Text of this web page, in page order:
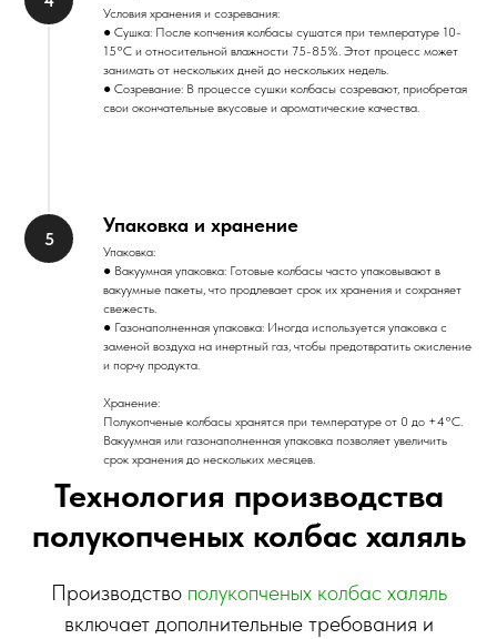
Условия хранения и созревания:
● Сушка: После копчения колбасы сушатся при температуре 10-
15°C и относительной влажности 75-85%. Этот процесс может
занимать от нескольких дней до нескольких недель.
● Созревание: В процессе сушки колбасы созревают, приобретая
свои окончательные вкусовые и ароматические качества.
Упаковка и хранение
Упаковка:
● Вакуумная упаковка: Готовые колбасы часто упаковывают в
вакуумные пакеты, что продлевает срок их хранения и сохраняет
свежесть.
● Газонаполненная упаковка: Иногда используется упаковка с
заменой воздуха на инертный газ, чтобы предотвратить окисление
и порчу продукта.
Хранение:
Полукопченые колбасы хранятся при температуре от 0 до +4°C.
Вакуумная или газонаполненная упаковка позволяет увеличить
срок хранения до нескольких месяцев.
Технология производства
полукопченых колбас халяль
Производство полукопченых колбас халяль
включает дополнительные требования и